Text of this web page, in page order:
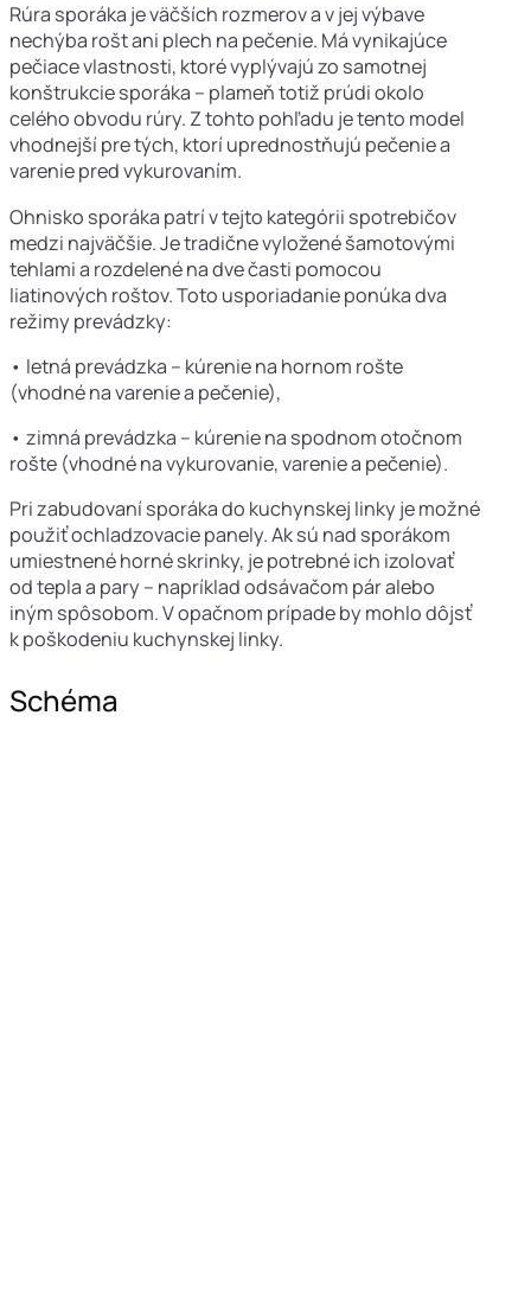
Rúra sporáka je väčších rozmerov a v jej výbave
nechýba rošt ani plech na pečenie. Má vynikajúce
pečiace vlastnosti, ktoré vyplývajú zo samotnej
konštrukcie sporáka – plameň totiž prúdi okolo
celého obvodu rúry. Z tohto pohľadu je tento model
vhodnejší pre tých, ktorí uprednostňujú pečenie a
varenie pred vykurovaním.
Ohnisko sporáka patrí v tejto kategórii spotrebičov
medzi najväčšie. Je tradične vyložené šamotovými
tehlami a rozdelené na dve časti pomocou
liatinových roštov. Toto usporiadanie ponúka dva
režimy prevádzky:
• letná prevádzka – kúrenie na hornom rošte
(vhodné na varenie a pečenie),
• zimná prevádzka – kúrenie na spodnom otočnom
rošte (vhodné na vykurovanie, varenie a pečenie).
Pri zabudovaní sporáka do kuchynskej linky je možné
použiť ochladzovacie panely. Ak sú nad sporákom
umiestnené horné skrinky, je potrebné ich izolovať
od tepla a pary – napríklad odsávačom pár alebo
iným spôsobom. V opačnom prípade by mohlo dôjsť
k poškodeniu kuchynskej linky.
Schéma